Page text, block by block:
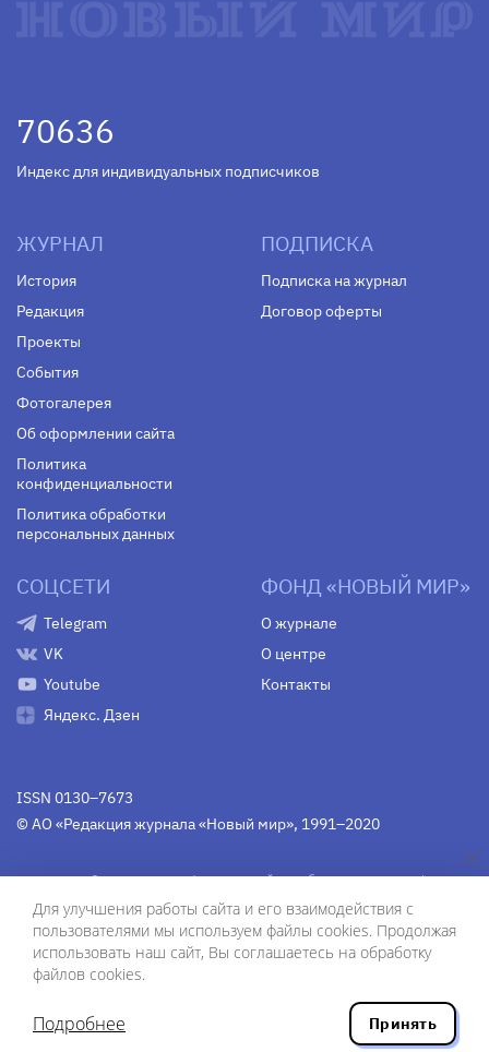
70636
Индекс для индивидуальных подписчиков
ЖУРНАЛ
История
Редакция
Проекты
События
Фотогалерея
Об оформлении сайта
Политика
конфиденциальности
Политика обработки
персональных данных
ПОДПИСКА
Подписка на журнал
Договор оферты
СОЦСЕТИ
Telegram
VK
Youtube
Яндекс. Дзен
ФОНД «НОВЫЙ МИР»
О журнале
О центре
Контакты
ISSN 0130–7673
© АО «Редакция журнала «Новый мир», 1991–2020
Свидетельство Федеральной службы по надзору в сфере
связи, информационных технологий и массовых
коммуникаций средства массовой информации
(Роскомнадзор)ПИ № Фс 77-75754 от 13 июня 2019 г.
Разработка сайта — ООО «Инфодизайн»
Для улучшения работы сайта и его взаимодействия с
пользователями мы используем файлы cookies. Продолжая
использовать наш сайт, Вы соглашаетесь на обработку
файлов cookies.
Подробнее Принять